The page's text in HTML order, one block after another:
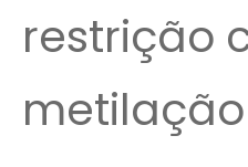
restrição
metilação